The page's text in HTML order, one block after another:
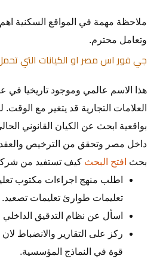
ملاحظة مهمة في المواقع السكنية
وتعامل محترم.
جي فور اس مصر او الكيانات التي تحمل
هذا الاسم عالمي وموجود تاريخيا
العلامات التجارية قد يتغير مع الوقت.
بواقعية ابحث عن الكيان القانوني
داخل مصر وتحقق من الترخيص والعقد
بحث افتح البحث كيف تستفيد من
اطلب منهج اجراءات مكتوب
تعليمات طوارئ تعليمات تصعيد.
اسأل عن نظام التدقيق الداخلي
ركز على التقارير والانضباط
قوة في النماذج المؤسسية.